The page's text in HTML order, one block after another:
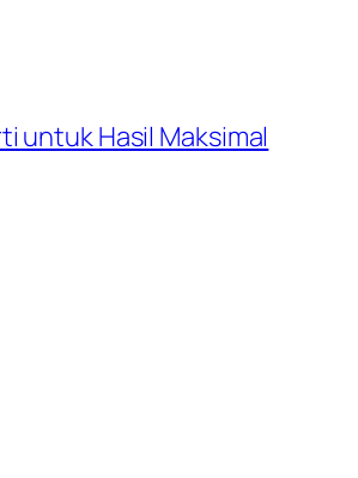
untuk Hasil Maksimal